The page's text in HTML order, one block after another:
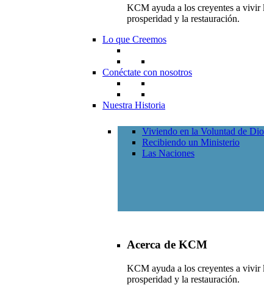
KCM ayuda a los creyentes a vivir
prosperidad y la restauración.
Lo que Creemos
Conéctate con nosotros
Nuestra Historia
Viviendo en la Voluntad de
Recibiendo un Ministerio
Las Naciones
Acerca de KCM
KCM ayuda a los creyentes a vivir
prosperidad y la restauración.